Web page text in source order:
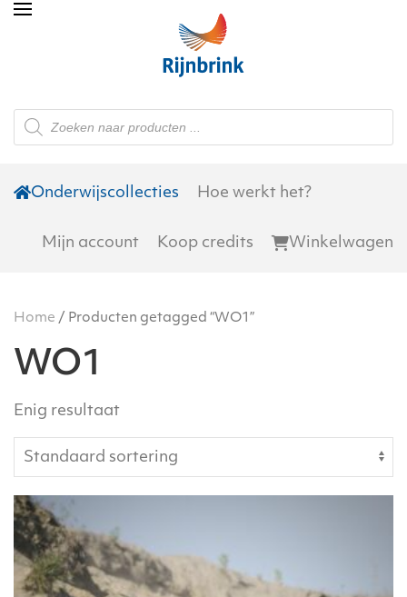
Skip to main content
Producten
zoeken
Onderwijscollecties Hoe werkt het?
Mijn account Koop credits Winkelwagen
Home / Producten getagged “WO1”
WO1
Enig resultaat